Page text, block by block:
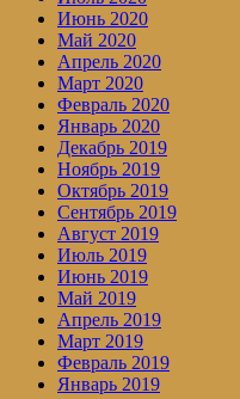
Июнь 2020
Май 2020
Апрель 2020
Март 2020
Февраль 2020
Январь 2020
Декабрь 2019
Ноябрь 2019
Октябрь 2019
Сентябрь 2019
Август 2019
Июль 2019
Июнь 2019
Май 2019
Апрель 2019
Март 2019
Февраль 2019
Январь 2019